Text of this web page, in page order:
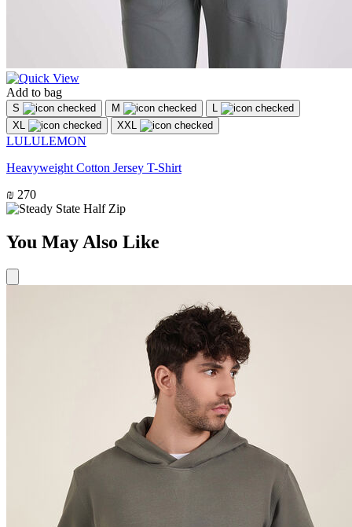
Add to bag
S M
L
XL
XXL
LULULEMON
Heavyweight Cotton Jersey T-Shirt
₪ 270
You May Also Like